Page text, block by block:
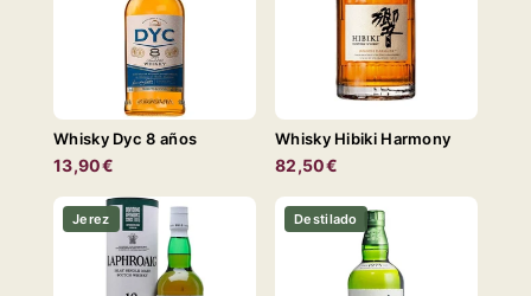
Whisky Dyc 8 años
13,90€
Whisky Hibiki Harmony
82,50€
Jerez Destilado